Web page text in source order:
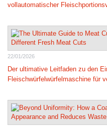
vollautomatischer
22/01/2026
Der ultimative Leitfaden zu den
Fleischwürfelwürfelmaschine für